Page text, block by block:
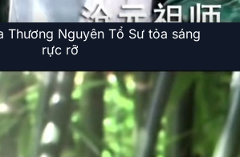
Thương Nguyên Tổ Sư tỏa sáng
rực rỡ